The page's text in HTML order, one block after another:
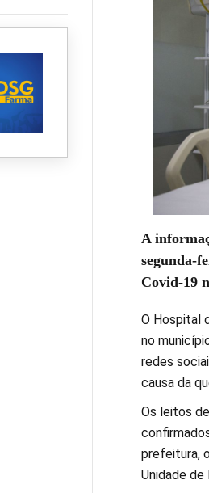
A
segunda-
Covid-19
O Hospital
no
redes
causa da
Os leitos
prefeitura,
Unidade